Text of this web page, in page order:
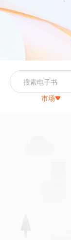
市场